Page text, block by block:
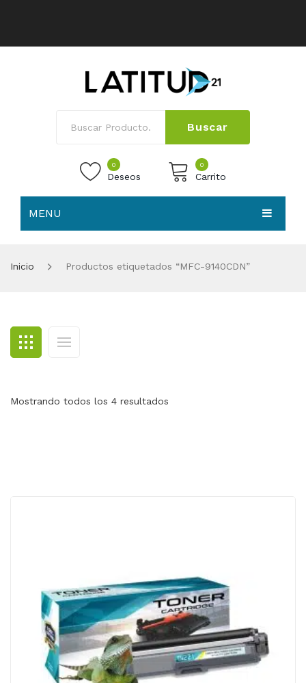
Buscar
0
Deseos
0
Carrito
MENU
BLOG
CONTACTO
Inicio Productos etiquetados “MFC-9140CDN”
Mostrando todos los 4 resultados